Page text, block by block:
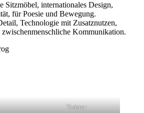
Sitzmöbel, internationales Design,
für Poesie und Bewegung.
Technologie mit Zusatznutzen,
Kommunikation.
Twister